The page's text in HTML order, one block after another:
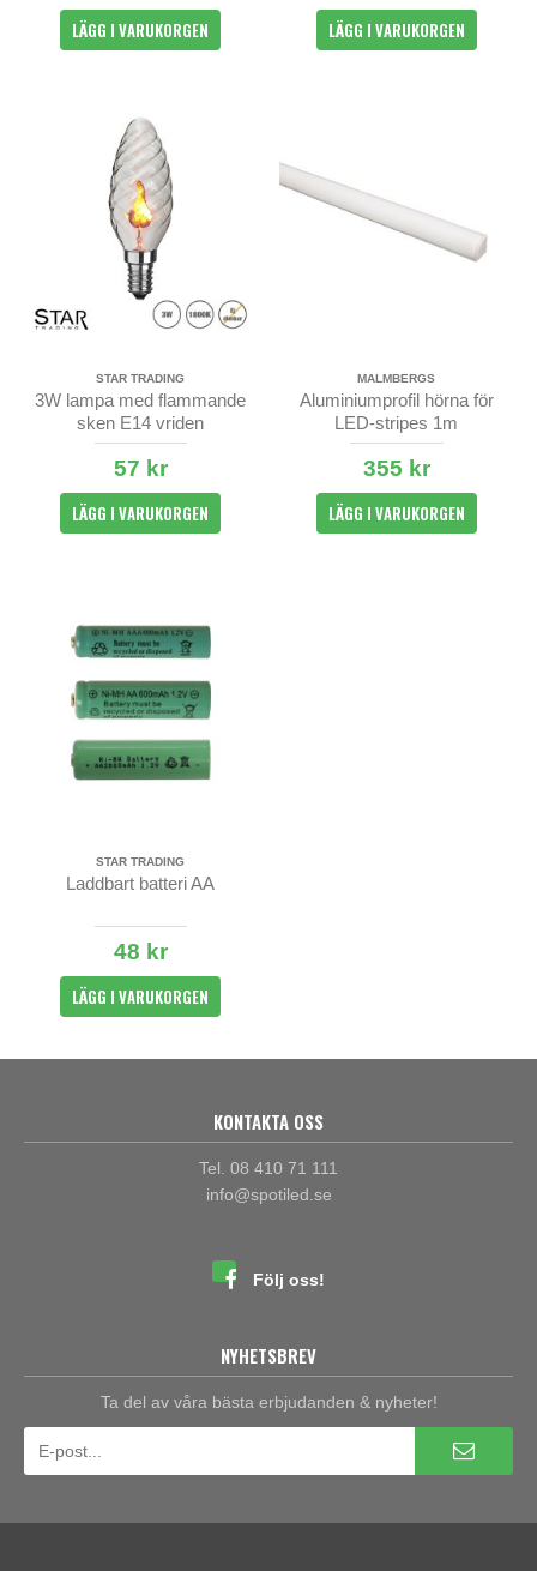
LÄGG I VARUKORGEN LÄGG I VARUKORGEN
STAR TRADING
3W lampa med flammande
sken E14 vriden
57 kr
LÄGG I VARUKORGEN
MALMBERGS
Aluminiumprofil hörna för
LED-stripes 1m
utanpåliggande - opal & klar
355 kr
LÄGG I VARUKORGEN
STAR TRADING
Laddbart batteri AA
48 kr
LÄGG I VARUKORGEN
KONTAKTA OSS
Tel. 08 410 71 111
info@spotiled.se
Följ oss!
NYHETSBREV
Ta del av våra bästa erbjudanden & nyheter!